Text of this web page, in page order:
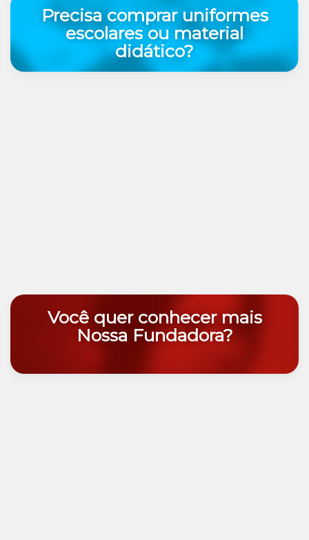
Precisa comprar uniformes
escolares ou material
didático?
Você quer conhecer mais
Nossa Fundadora?